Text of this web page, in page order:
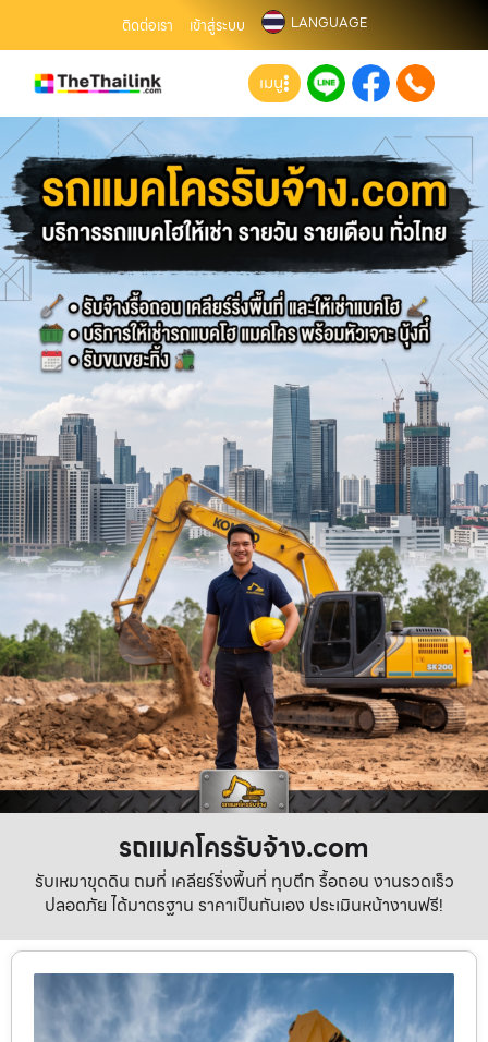
ติดต่อเรา เข้าสู่ระบบ LANGUAGE
เมนู
รถแมคโครรับจ้าง.com
รับเหมาขุดดิน ถมที่ เคลียร์ริ่งพื้นที่ ทุบตึก รื้อถอน งานรวดเร็ว
ปลอดภัย ได้มาตรฐาน ราคาเป็นกันเอง ประเมินหน้างานฟรี!